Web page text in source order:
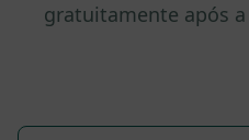
gratuitamente após